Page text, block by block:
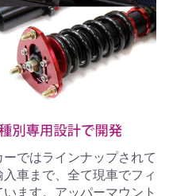
ではラインナップされて
車まで、全て現車でフィ
ます。アッパーマウント